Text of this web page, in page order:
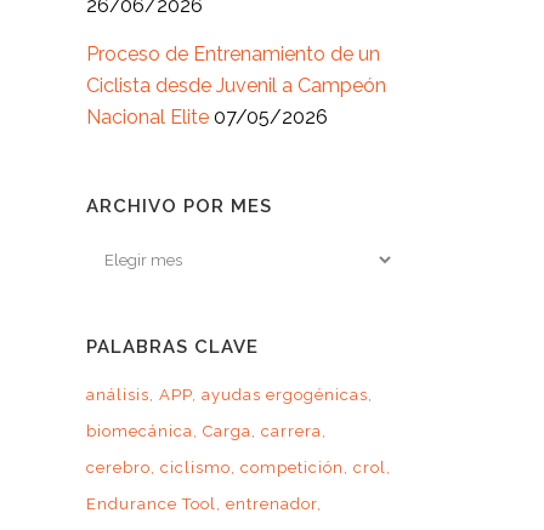
26/06/2026
Proceso de Entrenamiento de un
Ciclista desde Juvenil a Campeón
Nacional Elite 07/05/2026
ARCHIVO POR MES
Archivo
PALABRAS CLAVE
análisis APP ayudas ergogénicas
biomecánica Carga carrera
cerebro ciclismo competición
crol
Endurance Tool entrenador